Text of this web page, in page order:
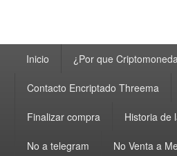
principalInicio ¿Por que
Contacto Encriptado Threema
Finalizar compra Historia de
No a telegram No Venta a